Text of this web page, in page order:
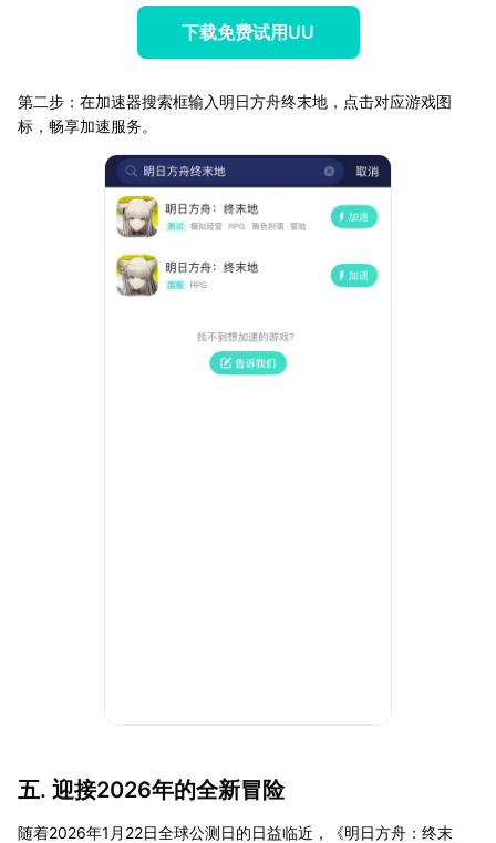
下载免费试用UU
第二步：在加速器搜索框输入明日方舟终末地，点击对应游戏图
标，畅享加速服务。
五. 迎接2026年的全新冒险
随着2026年1月22日全球公测日的日益临近，《明日方舟：终末